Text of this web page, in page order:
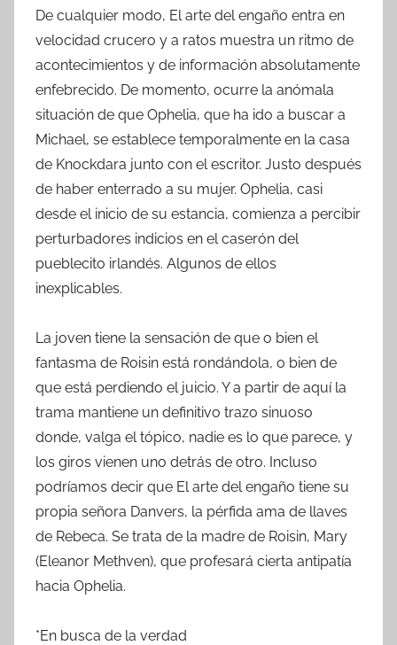
De cualquier modo, El arte del engaño entra en
velocidad crucero y a ratos muestra un ritmo de
acontecimientos y de información absolutamente
enfebrecido. De momento, ocurre la anómala
situación de que Ophelia, que ha ido a buscar a
Michael, se establece temporalmente en la casa
de Knockdara junto con el escritor. Justo después
de haber enterrado a su mujer. Ophelia, casi
desde el inicio de su estancia, comienza a percibir
perturbadores indicios en el caserón del
pueblecito irlandés. Algunos de ellos
inexplicables.
La joven tiene la sensación de que o bien el
fantasma de Roisin está rondándola, o bien de
que está perdiendo el juicio. Y a partir de aquí la
trama mantiene un definitivo trazo sinuoso
donde, valga el tópico, nadie es lo que parece, y
los giros vienen uno detrás de otro. Incluso
podríamos decir que El arte del engaño tiene su
propia señora Danvers, la pérfida ama de llaves
de Rebeca. Se trata de la madre de Roisin, Mary
(Eleanor Methven), que profesará cierta antipatía
hacia Ophelia.
*En busca de la verdad